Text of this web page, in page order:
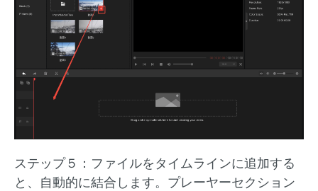
ステップ５：ファイルをタイムラインに追加する
と、自動的に結合します。プレーヤーセクション